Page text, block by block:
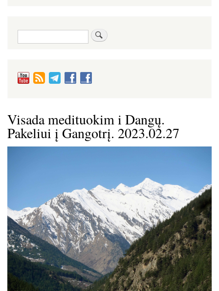
Visada medituokim i Dangų.
Pakeliui į Gangotrį. 2023.02.27
Paieška